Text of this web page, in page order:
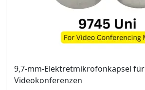
9,7-mm-Elektretmikrofonkapsel für
Videokonferenzen